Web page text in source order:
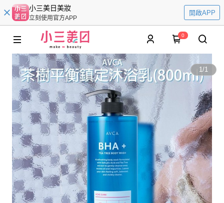
小三美日美妝
立刻使用官方APP
開啟APP
0
1/1